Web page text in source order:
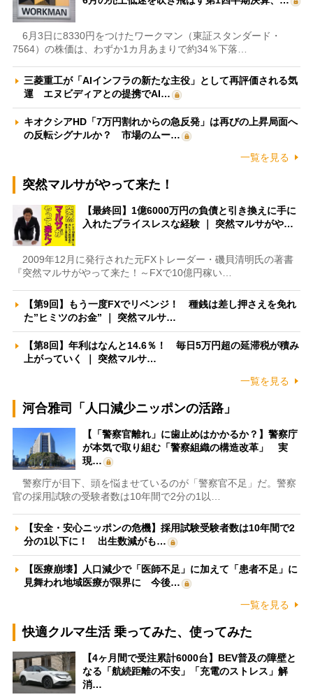
6月3日に8330円をつけたワークマン（東証スタンダード・
7564）の株価は、わずか1カ月あまりで約34％下落…
三菱重工が「AIインフラの新たな主役」として再評価される気
運 エヌビディアとの提携でAI…
キオクシアHD「7万円割れからの急反発」は再びの上昇局面へ
の反転シグナルか？ 市場のムー…
一覧を見る
突然マルサがやって来た！
【最終回】1億6000万円の負債と引き換えに手に
入れたプライスレスな経験 ｜ 突然マルサがや…
2009年12月に発行された元FXトレーダー・磯貝清明氏の著書
『突然マルサがやって来た！～FXで10億円稼い…
【第9回】もう一度FXでリベンジ！ 種銭は差し押さえを免れ
た”ヒミツのお金” ｜ 突然マルサ…
【第8回】年利はなんと14.6％！ 毎日5万円超の延滞税が積み
上がっていく ｜ 突然マルサ…
一覧を見る
河合雅司「人口減少ニッポンの活路」
【「警察官離れ」に歯止めはかかるか？】警察庁
が本気で取り組む「警察組織の構造改革」 実
現…
警察庁が目下、頭を悩ませているのが「警察官不足」だ。警察
官の採用試験の受験者数は10年間で2分の1以…
【安全・安心ニッポンの危機】採用試験受験者数は10年間で2
分の1以下に！ 出生数減がも…
【医療崩壊】人口減少で「医師不足」に加えて「患者不足」に
見舞われ地域医療が限界に 今後…
一覧を見る
快適クルマ生活 乗ってみた、使ってみた
【4ヶ月間で受注累計6000台】BEV普及の障壁と
なる「航続距離の不安」「充電のストレス」解
消…